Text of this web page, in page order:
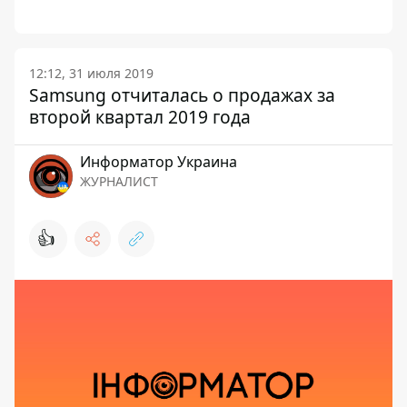
12:12, 31 июля 2019
Samsung отчиталась о продажах за
второй квартал 2019 года
Информатор Украина
ЖУРНАЛИСТ
👍